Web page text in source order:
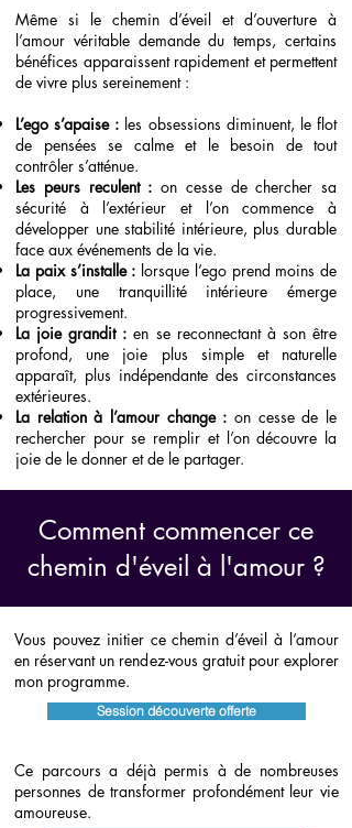
Même si le chemin d’éveil et d’ouverture à
l’amour véritable demande du temps, certains
bénéfices apparaissent rapidement et permettent
de vivre plus sereinement :
L’ego s’apaise : les obsessions diminuent, le flot
de pensées se calme et le besoin de tout
contrôler s’atténue.
Les peurs reculent : on cesse de chercher sa
sécurité à l’extérieur et l’on commence à
développer une stabilité intérieure, plus durable
face aux événements de la vie.
La paix s’installe : lorsque l’ego prend moins de
place, une tranquillité intérieure émerge
progressivement.
La joie grandit : en se reconnectant à son être
profond, une joie plus simple et naturelle
apparaît, plus indépendante des circonstances
extérieures.
La relation à l’amour change : on cesse de le
rechercher pour se remplir et l’on découvre la
joie de le donner et de le partager.
Comment commencer ce
chemin d'éveil à l'amour ?
Vous pouvez initier ce chemin d’éveil à l’amour
en réservant un rendez-vous gratuit pour explorer
mon programme.
Session découverte offerte
Ce parcours a déjà permis à de nombreuses
personnes de transformer profondément leur vie
amoureuse.